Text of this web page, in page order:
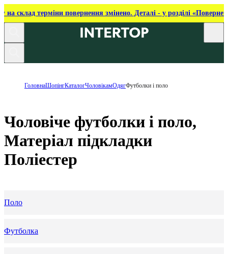
на склад терміни повернення змінено. Деталі - у розділі
ГоловнаШопінгКаталогЧоловікамОдягФутболки і поло
Чоловіче футболки і поло,
Матеріал підкладки
Поліестер
Поло
Футболка